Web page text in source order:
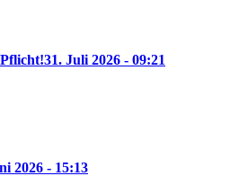
31. Juli 2026 - 09:21
2026 - 15:13